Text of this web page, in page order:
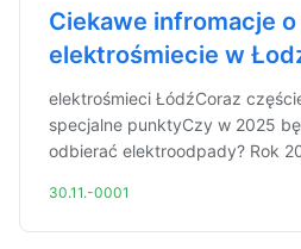
Ciekawe infromacje
elektrośmiecie w
elektrośmieci ŁódźCoraz
specjalne punktyCzy w 2025
odbierać elektroodpady? Rok
30.11.-0001